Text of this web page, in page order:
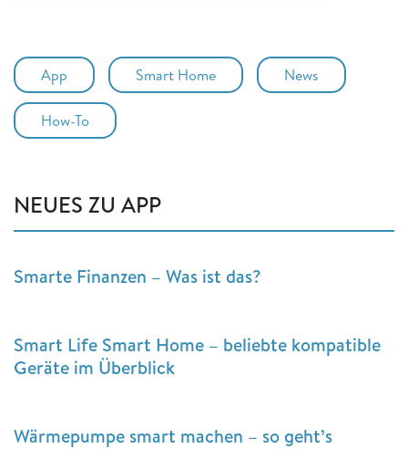
App Smart Home News
How-To
NEUES ZU APP
Smarte Finanzen – Was ist das?
Smart Life Smart Home – beliebte kompatible
Geräte im Überblick
Wärmepumpe smart machen – so geht’s